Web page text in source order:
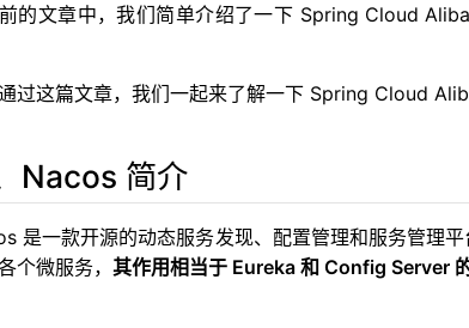
的文章中，我们简单介绍了一下 Spring Cloud
过这篇文章，我们一起来了解一下 Spring Cloud
Nacos 简介
是一款开源的动态服务发现、配置管理和服务管理
个微服务， 其作用相当于 Eureka 和 Config Server